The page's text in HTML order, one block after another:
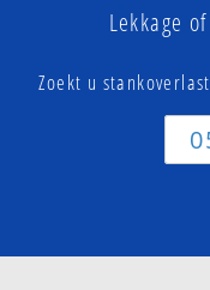
Lekkage
Zoekt u